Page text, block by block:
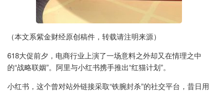
（本文系紫金财经原创稿件，转载请注明来源）
618大促前夕，电商行业上演了一场意料之外却又在情理之中
的“战略联姻”。阿里与小红书携手推出“红猫计划”。
小红书，这个曾对站外链接采取“铁腕封杀”的社交平台，昔日用